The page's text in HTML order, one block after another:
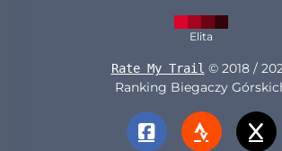
Elita
Rate My Trail © 2018 /
Ranking Biegaczy